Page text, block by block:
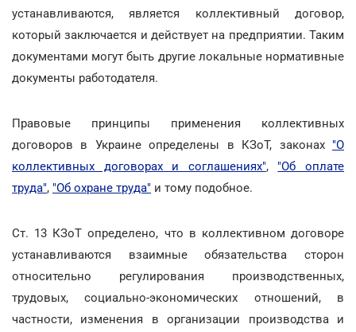
устанавливаются, является коллективный договор,
который заключается и действует на предприятии. Таким
документами могут быть другие локальные нормативные
документы работодателя.
Правовые принципы применения коллективных
договоров в Украине определены в КЗоТ, законах "О
коллективных договорах и соглашениях", "Об оплате
труда", "Об охране труда" и тому подобное.
Ст. 13 КЗоТ определено, что в коллективном договоре
устанавливаются взаимные обязательства сторон
относительно регулирования производственных,
трудовых, социально-экономических отношений, в
частности, изменения в организации производства и